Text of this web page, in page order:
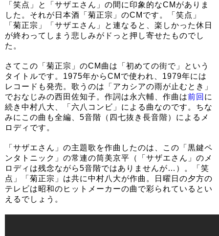
「笑点」と「サザエさん」の間に印象的なCMがありま
した。それが日本酒「菊正宗」のCMです。「笑点」
「菊正宗」「サザエさん」と連なると、楽しかった休日
が終わってしまう悲しみがドっと押し寄せたものでし
た。
さてこの「菊正宗」のCM曲は「初めての街で」という
タイトルです。1975年からCMで使われ、1979年には
レコードも発売。歌うのは「アカシアの雨が止むとき」
でおなじみの西田佐知子。作詞は永六輔、作曲は前回 に
続き中村八大、「六八コンビ」による曲なのです。ちな
みにこの曲も全編、5音階（四七抜き長音階）によるメ
ロディです。
「サザエさん」の主題歌を作曲したのは、この「黒鍵ペ
ンタトニック」の常連の筒美京平（「サザエさん」のメ
ロディは残念ながら5音階ではありませんが…）。「笑
点」「菊正宗」は共に中村八大が作曲。日曜日の夕方の
テレビは昭和のヒットメーカーの曲で彩られているとい
えるでしょう。